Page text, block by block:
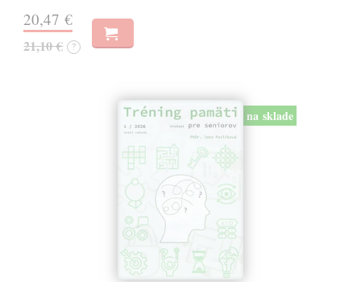
20,47 €
21,10 € ?
na sklade